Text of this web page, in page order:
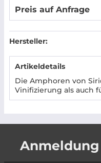
Preis auf Anfrage
Hersteller:
Artikeldetails
Die Amphoren von
Vinifizierung als auch